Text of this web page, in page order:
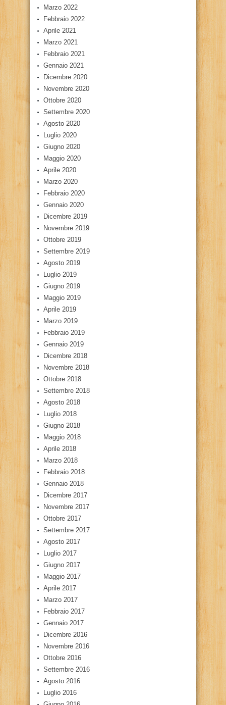
Marzo 2022
Febbraio 2022
Aprile 2021
Marzo 2021
Febbraio 2021
Gennaio 2021
Dicembre 2020
Novembre 2020
Ottobre 2020
Settembre 2020
Agosto 2020
Luglio 2020
Giugno 2020
Maggio 2020
Aprile 2020
Marzo 2020
Febbraio 2020
Gennaio 2020
Dicembre 2019
Novembre 2019
Ottobre 2019
Settembre 2019
Agosto 2019
Luglio 2019
Giugno 2019
Maggio 2019
Aprile 2019
Marzo 2019
Febbraio 2019
Gennaio 2019
Dicembre 2018
Novembre 2018
Ottobre 2018
Settembre 2018
Agosto 2018
Luglio 2018
Giugno 2018
Maggio 2018
Aprile 2018
Marzo 2018
Febbraio 2018
Gennaio 2018
Dicembre 2017
Novembre 2017
Ottobre 2017
Settembre 2017
Agosto 2017
Luglio 2017
Giugno 2017
Maggio 2017
Aprile 2017
Marzo 2017
Febbraio 2017
Gennaio 2017
Dicembre 2016
Novembre 2016
Ottobre 2016
Settembre 2016
Agosto 2016
Luglio 2016